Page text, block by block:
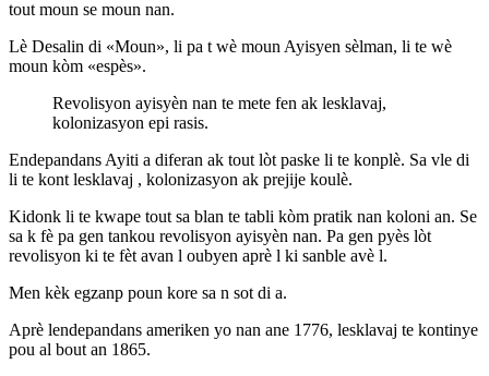
tout moun se moun nan.
Lè Desalin di «Moun», li pa t wè moun Ayisyen sèlman, li te wè
moun kòm «espès».
Revolisyon ayisyèn nan te mete fen ak lesklavaj,
kolonizasyon epi rasis.
Endepandans Ayiti a diferan ak tout lòt paske li te konplè. Sa vle di
li te kont lesklavaj , kolonizasyon ak prejije koulè.
Kidonk li te kwape tout sa blan te tabli kòm pratik nan koloni an. Se
sa k fè pa gen tankou revolisyon ayisyèn nan. Pa gen pyès lòt
revolisyon ki te fèt avan l oubyen aprè l ki sanble avè l.
Men kèk egzanp poun kore sa n sot di a.
Aprè lendepandans ameriken yo nan ane 1776, lesklavaj te kontinye
pou al bout an 1865.